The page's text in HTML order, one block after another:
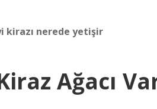
kirazı nerede yetişir
Ağacı